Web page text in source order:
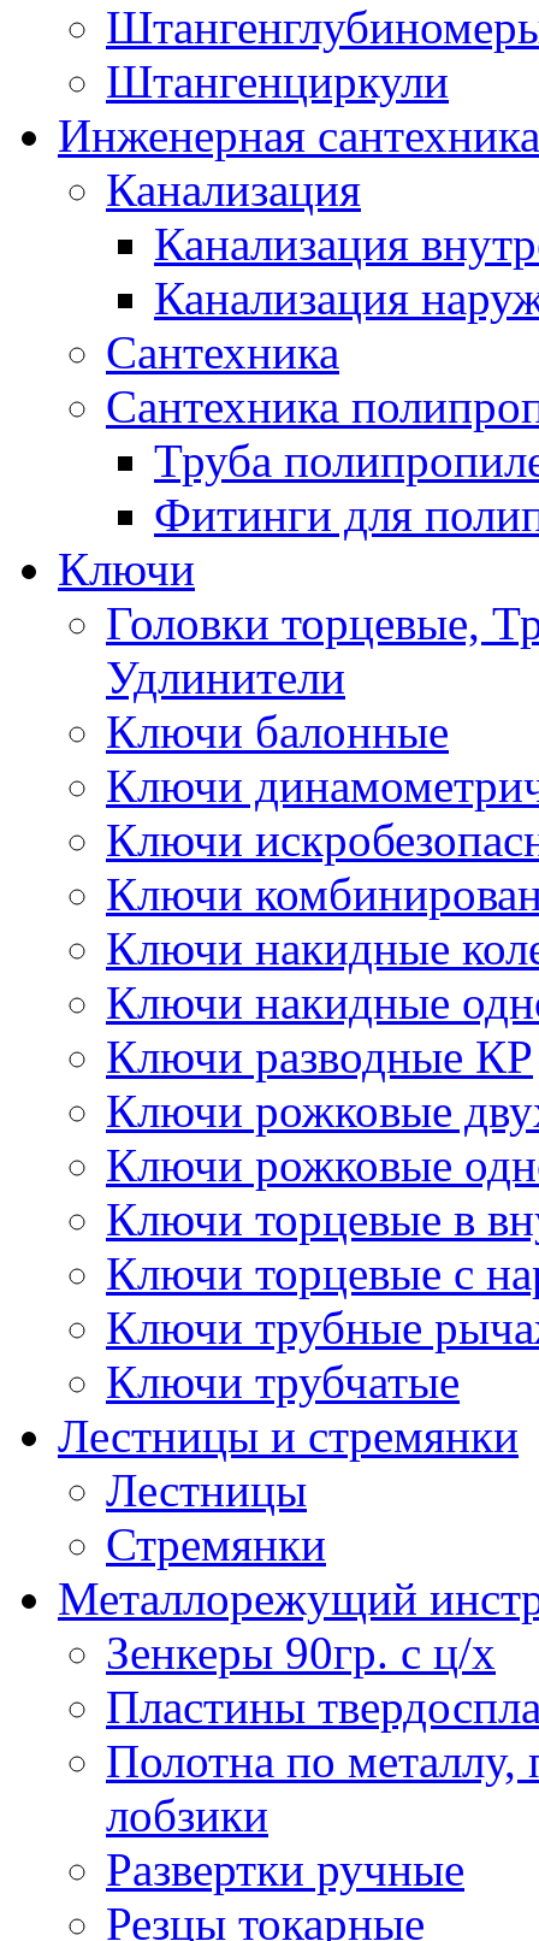
Штангенциркули
Инженерная сантехника
Канализация
Канализация
Канализация
Сантехника
Сантехника
Труба
Фитинги для
Ключи
Головки торцевые,
Удлинители
Ключи балонные
Ключи
Ключи
Ключи
Ключи накидные
Ключи накидные
Ключи разводные КР
Ключи рожковые
Ключи рожковые
Ключи торцевые в
Ключи торцевые с
Ключи трубные
Ключи трубчатые
Лестницы и стремянки
Лестницы
Стремянки
Металлорежущий
Зенкеры 90гр. с ц/х
Пластины
Полотна по
лобзики
Развертки ручные
Резцы токарные